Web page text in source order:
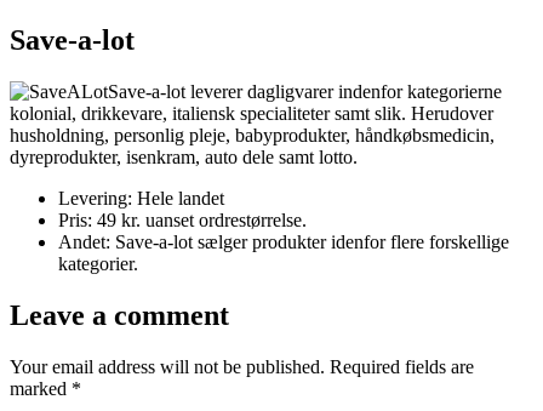
Save-a-lot
Save-a-lot leverer dagligvarer indenfor kategorierne
kolonial, drikkevare, italiensk specialiteter samt slik. Herudover
husholdning, personlig pleje, babyprodukter, håndkøbsmedicin,
dyreprodukter, isenkram, auto dele samt lotto.
Levering: Hele landet
Pris: 49 kr. uanset ordrestørrelse.
Andet: Save-a-lot sælger produkter idenfor flere forskellige
kategorier.
Leave a comment
Your email address will not be published. Required fields are
marked *